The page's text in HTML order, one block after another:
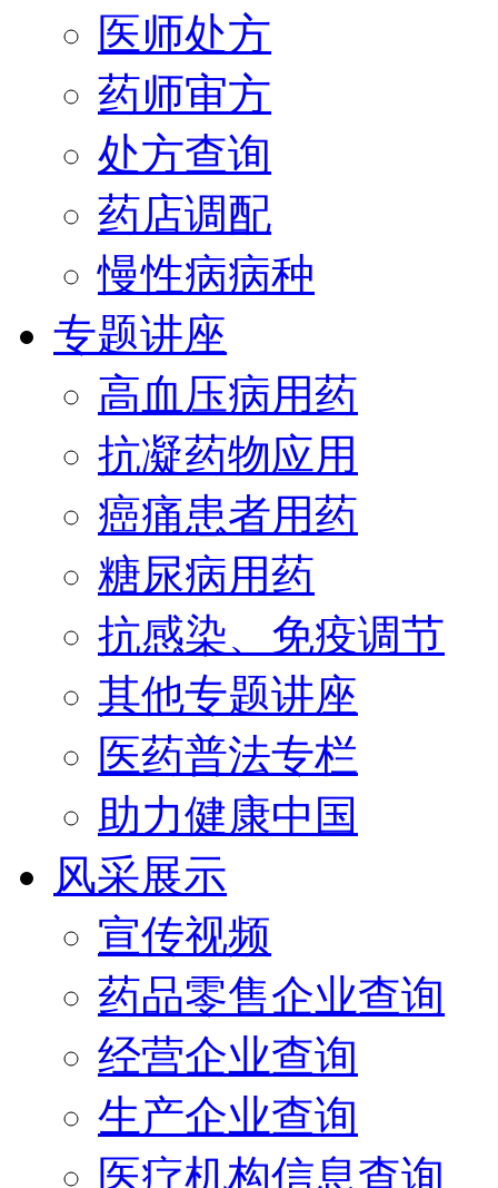
医师处方
药师审方
处方查询
药店调配
慢性病病种
专题讲座
高血压病用药
抗凝药物应用
癌痛患者用药
糖尿病用药
抗感染、免疫调节
其他专题讲座
医药普法专栏
助力健康中国
风采展示
宣传视频
药品零售企业查询
经营企业查询
生产企业查询
医疗机构信息查询